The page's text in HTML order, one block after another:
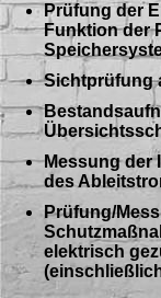
Prüfung der
Funktion der
Sichtprüfung
Messung der
des
Prüfung/
elektrisch